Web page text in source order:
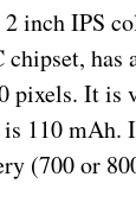
inch IPS
has
pixels. It is
110 mAh.
(700 or